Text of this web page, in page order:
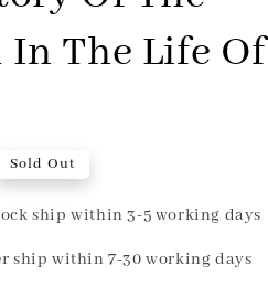
The Life Of
Sold Out
ship within 3-5 working days
ship within 7-30 working days